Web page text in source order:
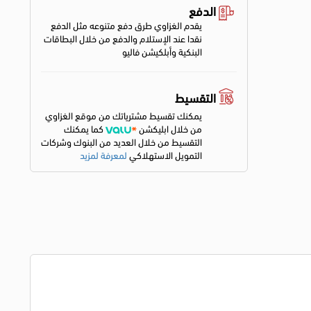
الدفع
يقدم الغزاوي طرق دفع متنوعه مثل الدفع
نقدا عند الإستلام والدفع من خلال البطاقات
البنكية وأبلكيشن فاليو
التقسيط
يمكنك تقسيط مشترياتك من موقع الغزاوي
من خلال ابليكشن
كما يمكنك
التقسيط من خلال العديد من البنوك وشركات
التمويل الاستهلاكيلمعرفة لمزيد